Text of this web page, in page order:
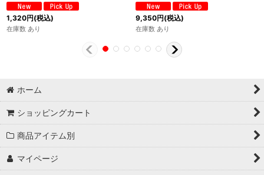
1,320円(税込)
在庫数 あり
9,350円(税込)
在庫数 あり
ホーム
ショッピングカート
商品アイテム別
マイページ